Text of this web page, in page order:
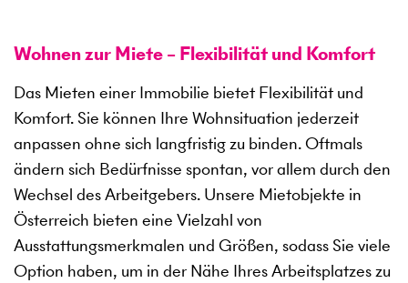
Wohnen zur Miete – Flexibilität und Komfort
Das Mieten einer Immobilie bietet Flexibilität und
Komfort. Sie können Ihre Wohnsituation jederzeit
anpassen ohne sich langfristig zu binden. Oftmals
ändern sich Bedürfnisse spontan, vor allem durch den
Wechsel des Arbeitgebers. Unsere Mietobjekte in
Österreich bieten eine Vielzahl von
Ausstattungsmerkmalen und Größen, sodass Sie viele
Option haben, um in der Nähe Ihres Arbeitsplatzes zu